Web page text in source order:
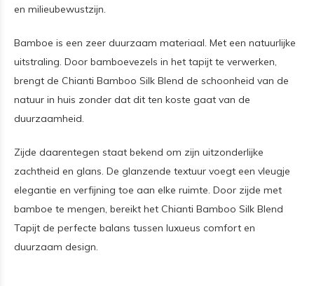
en milieubewustzijn.
Bamboe is een zeer duurzaam materiaal. Met een natuurlijke
uitstraling. Door bamboevezels in het tapijt te verwerken,
brengt de Chianti Bamboo Silk Blend de schoonheid van de
natuur in huis zonder dat dit ten koste gaat van de
duurzaamheid.
Zijde daarentegen staat bekend om zijn uitzonderlijke
zachtheid en glans. De glanzende textuur voegt een vleugje
elegantie en verfijning toe aan elke ruimte. Door zijde met
bamboe te mengen, bereikt het Chianti Bamboo Silk Blend
Tapijt de perfecte balans tussen luxueus comfort en
duurzaam design.